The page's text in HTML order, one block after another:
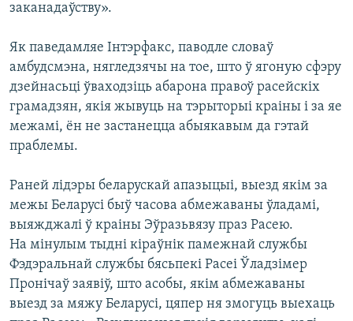
заканадаўству».
Як паведамляе Інтэрфакс, паводле словаў
амбудсмэна, нягледзячы на тое, што ў ягоную сфэру
дзейнасьці ўваходзіць абарона правоў расейскіх
грамадзян, якія жывуць на тэрыторыі краіны і за яе
межамі, ён не застанецца абыякавым да гэтай
праблемы.
Раней лідэры беларускай апазыцыі, выезд якім за
межы Беларусі быў часова абмежаваны ўладамі,
выяжджалі ў краіны Эўразьвязу праз Расею.
На мінулым тыдні кіраўнік памежнай службы
Фэдэральнай службы бясьпекі Расеі Ўладзімер
Пронічаў заявіў, што асобы, якім абмежаваны
выезд за мяжу Беларусі, цяпер ня змогуць выехаць